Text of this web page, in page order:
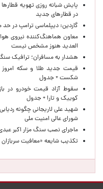
پایش شبانه روزی تهویه
در قطارهای جدید
گاردین: دیپلماسی ترامپ در
معاون هماهنگ‌کننده نیروی
العدید هنوز مشخص نیست
هشدار به مسافران؛ ترافیک
شکست + جدول
سقوط آزاد قیمت خودرو در
کوییک و تارا + جدول
شهید علی لاریجانی چگونه
شورای عالی امنیت ملی
ماجرای نصب سنگ مزار اکبر
تکذیب شایعه «معافیت سربازان